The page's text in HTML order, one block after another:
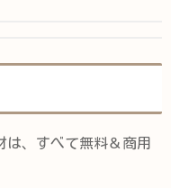
は、すべて無料＆商用